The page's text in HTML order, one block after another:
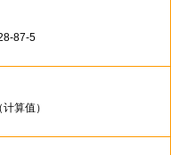
87-5
计算值）